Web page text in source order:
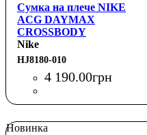
Сумка на плече NIKE
ACG DAYMAX
CROSSBODY
Nike
HJ8180-010
4 190.00грн
Новинка